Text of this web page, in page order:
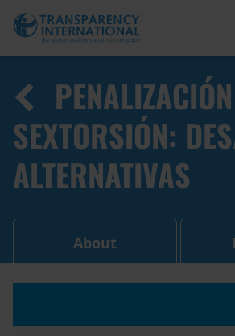
SEXTORSIÓN:
ALTERNATIVAS
About